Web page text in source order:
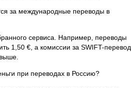
за международные переводы в
сервиса. Например, переводы
1,50 €, а комиссии за SWIFT-
при переводах в Россию?